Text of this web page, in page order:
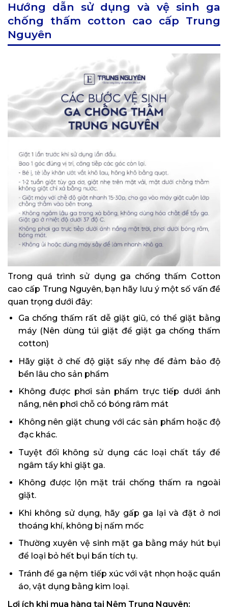
Hướng dẫn sử dụng và vệ sinh ga
chống thấm cotton cao cấp Trung
Nguyên
Trong quá trình sử dụng ga chống thấm Cotton
cao cấp Trung Nguyên, bạn hãy lưu ý một số vấn đề
quan trọng dưới đây:
Ga chống thấm rất dễ giặt giũ, có thể giặt bằng
máy (Nên dùng túi giặt để giặt ga chống thấm
cotton)
Hãy giặt ở chế độ giặt sấy nhẹ để đảm bảo độ
bền lâu cho sản phẩm
Không được phơi sản phẩm trực tiếp dưới ánh
nắng, nên phơi chỗ có bóng râm mát
Không nên giặt chung với các sản phẩm hoặc độ
đạc khác.
Tuyệt đối không sử dụng các loại chất tẩy để
ngâm tẩy khi giặt ga.
Không được lộn mặt trái chống thấm ra ngoài
giặt.
Khi không sử dụng, hãy gấp ga lại và đặt ở nơi
thoáng khí, không bị nấm mốc
Thường xuyên vệ sinh mặt ga bằng máy hút bụi
để loại bỏ hết bụi bẩn tích tụ.
Tránh để ga nệm tiếp xúc với vật nhọn hoặc quần
áo, vật dụng bằng kim loại.
Lợi ích khi mua hàng tại Nệm Trung Nguyên: